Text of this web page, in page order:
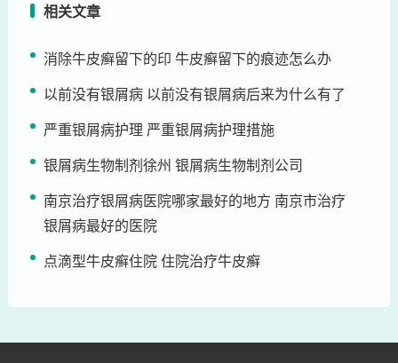
相关文章
消除牛皮癣留下的印 牛皮癣留下的痕迹怎么办
以前没有银屑病 以前没有银屑病后来为什么有了
严重银屑病护理 严重银屑病护理措施
银屑病生物制剂徐州 银屑病生物制剂公司
南京治疗银屑病医院哪家最好的地方 南京市治疗
银屑病最好的医院
点滴型牛皮癣住院 住院治疗牛皮癣